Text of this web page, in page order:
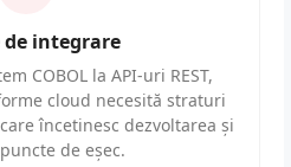
de integrare
COBOL la API-uri REST,
cloud necesită straturi
încetinesc dezvoltarea și
de eșec.